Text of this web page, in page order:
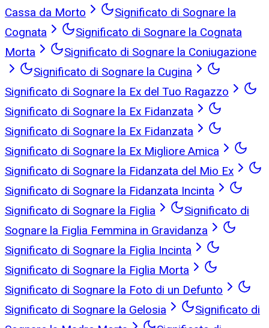
Cassa da Morto
Significato di Sognare la
Cognata
Significato di Sognare la Cognata
Morta
Significato di Sognare la Coniugazione
Significato di Sognare la Cugina
Significato di Sognare la Ex del Tuo Ragazzo
Significato di Sognare la Ex Fidanzata
Significato di Sognare la Ex Fidanzata
Significato di Sognare la Ex Migliore Amica
Significato di Sognare la Fidanzata del Mio Ex
Significato di Sognare la Fidanzata Incinta
Significato di Sognare la Figlia
Significato di
Sognare la Figlia Femmina in Gravidanza
Significato di Sognare la Figlia Incinta
Significato di Sognare la Figlia Morta
Significato di Sognare la Foto di un Defunto
Significato di Sognare la Gelosia
Significato di